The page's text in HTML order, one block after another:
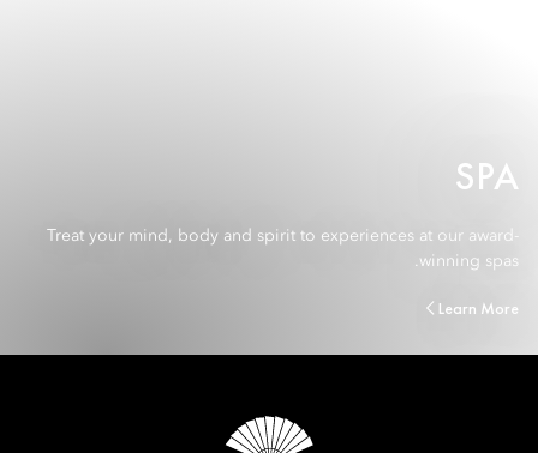
SPA
Treat your mind, body and spirit to experiences at our award-
winning spas.
Learn More